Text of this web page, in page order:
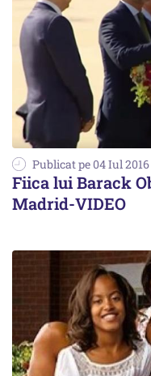
Publicat pe 04 Iul 2016
Fiica lui Barack
Madrid-VIDEO